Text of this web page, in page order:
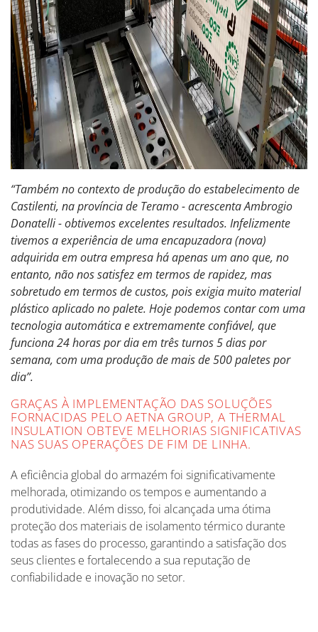
“Também no contexto de produção do estabelecimento de
Castilenti, na província de Teramo - acrescenta Ambrogio
Donatelli - obtivemos excelentes resultados. Infelizmente
tivemos a experiência de uma encapuzadora (nova)
adquirida em outra empresa há apenas um ano que, no
entanto, não nos satisfez em termos de rapidez, mas
sobretudo em termos de custos, pois exigia muito material
plástico aplicado no palete. Hoje podemos contar com uma
tecnologia automática e extremamente confiável, que
funciona 24 horas por dia em três turnos 5 dias por
semana, com uma produção de mais de 500 paletes por
dia”.
GRAÇAS À IMPLEMENTAÇÃO DAS SOLUÇÕES
FORNACIDAS PELO AETNA GROUP, A THERMAL
INSULATION OBTEVE MELHORIAS SIGNIFICATIVAS
NAS SUAS OPERAÇÕES DE FIM DE LINHA.
A eficiência global do armazém foi significativamente
melhorada, otimizando os tempos e aumentando a
produtividade. Além disso, foi alcançada uma ótima
proteção dos materiais de isolamento térmico durante
todas as fases do processo, garantindo a satisfação dos
seus clientes e fortalecendo a sua reputação de
confiabilidade e inovação no setor.